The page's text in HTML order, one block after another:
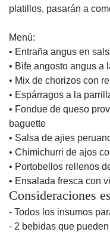
platillos, pasarán a
Menú:
• Entraña angus en
• Bife angosto angus a
• Mix de chorizos con
• Espárragos a la
• Fondue de queso
baguette
• Salsa de ajies
• Chimichurri de ajos
• Portobellos rellenos
• Ensalada fresca con
Consideraciones
- Todos los insumos
- 2 bebidas que